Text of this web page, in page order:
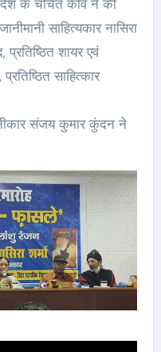
देश के चर्चित कवि ने की
साहित्यकार नासिरा
प्रतिष्ठित शायर एवं
साहित्कार
संजय कुमार कुंदन ने